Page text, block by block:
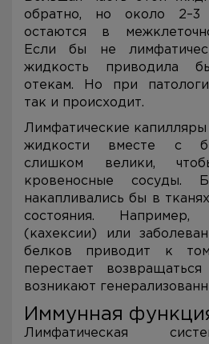
обратно, но около
остаются в
Если бы не
жидкость приводила
отекам. Но при
так и происходит.
Лимфатические
жидкости вместе с
слишком велики,
кровеносные сосуды.
накапливались бы в
состояния.
(кахексии) или
белков приводит к
перестает
возникают
Иммунная
Лимфатическая